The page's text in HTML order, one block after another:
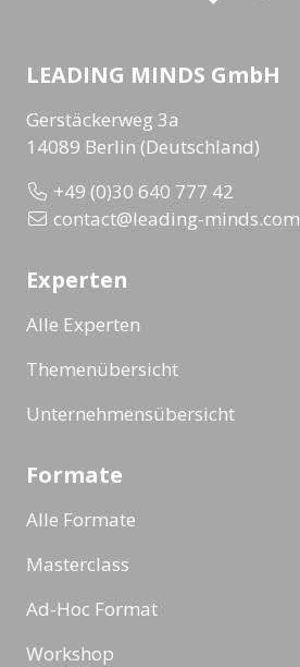
LEADING MINDS GmbH
Gerstäckerweg 3a
14089 Berlin (Deutschland)
+49 (0)30 640 777 42
contact@leading-minds.com
Experten
Alle Experten
Themenübersicht
Unternehmensübersicht
Formate
Alle Formate
Masterclass
Ad-Hoc Format
Workshop